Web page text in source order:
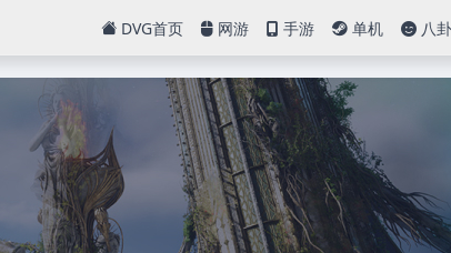
DVG首页 网游 手游 单机 八卦